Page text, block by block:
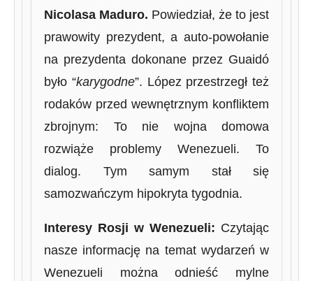
Nicolasa Maduro. Powiedział, że to jest
prawowity prezydent, a auto-powołanie
na prezydenta dokonane przez Guaidó
było “karygodne”. López przestrzegł też
rodaków przed wewnętrznym konfliktem
zbrojnym: To nie wojna domowa
rozwiąże problemy Wenezueli. To
dialog. Tym samym stał się
samozwańczym hipokryta tygodnia.
Interesy Rosji w Wenezueli: Czytając
nasze informację na temat wydarzeń w
Wenezueli można odnieść mylne